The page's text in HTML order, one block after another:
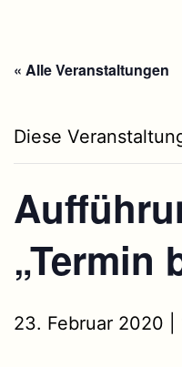
« Alle Veranstaltungen
Diese
„Termin
23. Februar 2020 |